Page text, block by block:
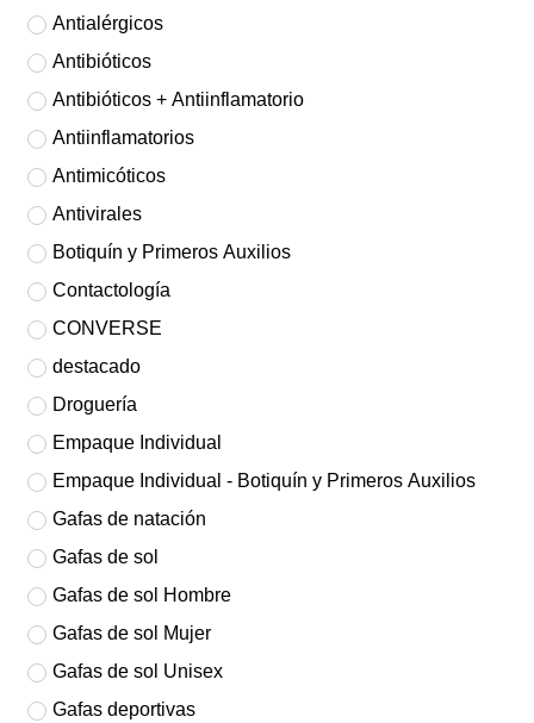
Antialérgicos
Antibióticos
Antibióticos + Antiinflamatorio
Antiinflamatorios
Antimicóticos
Antivirales
Botiquín y Primeros Auxilios
Contactología
CONVERSE
destacado
Droguería
Empaque Individual
Empaque Individual - Botiquín y Primeros Auxilios
Gafas de natación
Gafas de sol
Gafas de sol Hombre
Gafas de sol Mujer
Gafas de sol Unisex
Gafas deportivas